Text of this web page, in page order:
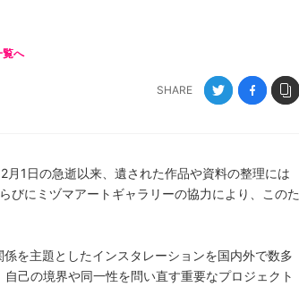
覧へ
SHARE
1日の急逝以来、遺された作品や資料の整理には
びにミヅマアートギャラリーの協力により、このた
を主題としたインスタレーションを国内外で数多
己の境界や同一性を問い直す重要なプロジェクト